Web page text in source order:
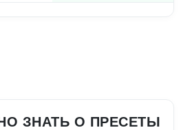
ЗНАТЬ О ПРЕСЕТЫ